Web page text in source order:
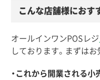
こんな店舗様におす
オールインワンPOSレジ
しております。まずはお
・これから開業される小